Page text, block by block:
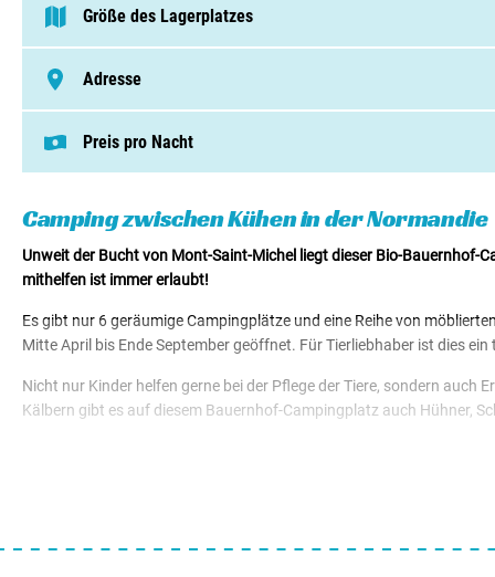
Camping zwischen Kühen in der Normandie
Unweit der Bucht von Mont-Saint-Michel liegt dieser Bio-Bauernhof-
mithelfen ist immer erlaubt!
Es gibt nur 6 geräumige Campingplätze und eine Reihe von
Mitte April bis Ende September geöffnet. Für Tierliebhaber ist dies
Nicht nur Kinder helfen gerne bei der Pflege der Tiere, sondern
Kälbern gibt es auf diesem Bauernhof-Campingplatz auch Hühner,
Größe des Lagerplatzes
< 75 Pitches
Adresse
La Moricière , 44860, Pont-Saint-Martin
Preis pro Nacht
Pitches von € 22,00